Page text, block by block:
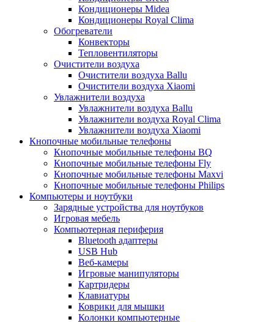
Кондиционеры Midea
Кондиционеры Royal Clima
Обогреватели
Конвекторы
Тепловентиляторы
Очистители воздуха
Очистители воздуха Ballu
Очистители воздуха Xiaomi
Увлажнители воздуха
Увлажнители воздуха Ballu
Увлажнители воздуха Royal Clima
Увлажнители воздуха Xiaomi
Кнопочные мобильные телефоны
Кнопочные мобильные телефоны BQ
Кнопочные мобильные телефоны Fly
Кнопочные мобильные телефоны Maxvi
Кнопочные мобильные телефоны Philips
Компьютеры и ноутбуки
Зарядные устройства для ноутбуков
Игровая мебель
Компьютерная периферия
Bluetooth адаптеры
USB Hub
Веб-камеры
Игровые манипуляторы
Картридеры
Клавиатуры
Коврики для мышки
Колонки компьютерные